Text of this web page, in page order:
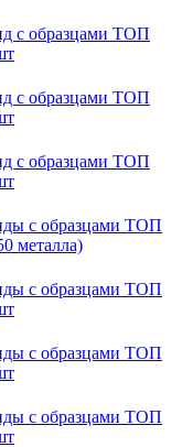
с образцами ТОП
с образцами ТОП
с образцами ТОП
с образцами ТОП
металла)
с образцами ТОП
с образцами ТОП
с образцами ТОП